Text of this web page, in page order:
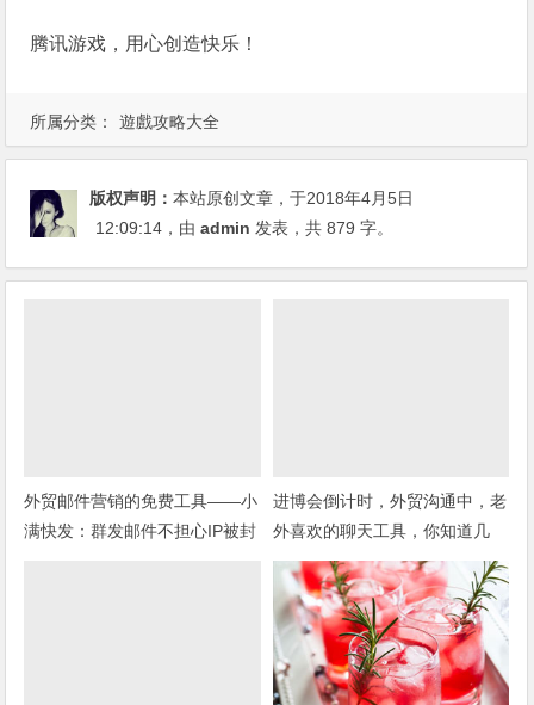
所属分类： 遊戲攻略大全
腾讯游戏，用心创造快乐！
版权声明：本站原创文章，于2018年4月5日
12:09:14 ，由admin 发表，共 879 字。
外贸邮件营销的免费工具——小
满快发：群发邮件不担心IP被封
进博会倒计时，外贸沟通中，老
外喜欢的聊天工具，你知道几
种？